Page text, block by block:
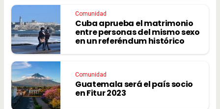
Comunidad
Cuba aprueba el matrimonio
entre personas del mismo sexo
en un referéndum histórico
Comunidad
Guatemala será el país socio
en Fitur 2023